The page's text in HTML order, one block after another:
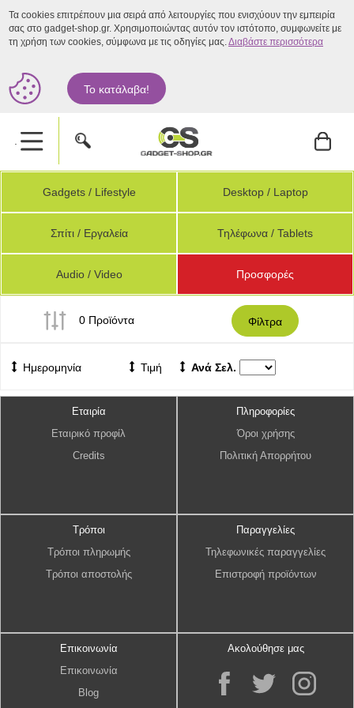
Τα cookies επιτρέπουν μια σειρά από λειτουργίες που ενισχύουν την εμπειρία
σας στο gadget-shop.gr. Χρησιμοποιώντας αυτόν τον ιστότοπο, συμφωνείτε με
τη χρήση των cookies, σύμφωνα με τις οδηγίες μας.Διαβάστε περισσότερα
Το κατάλαβα!
.
Gadgets / Lifestyle Desktop / Laptop
Σπίτι / Εργαλεία Τηλέφωνα / Tablets
Audio / Video Προσφορές
0 Προϊόντα Φίλτρα
Ημερομηνία Τιμή Ανά Σελ.
Εταιρία
Εταιρικό προφίλ
Credits
Πληροφορίες
Όροι χρήσης
Πολιτική Απορρήτου
Τρόποι
Τρόποι πληρωμής
Τρόποι αποστολής
Παραγγελίες
Τηλεφωνικές παραγγελίες
Επιστροφή προϊόντων
Επικοινωνία
Επικοινωνία
Blog
Ακολούθησε μας